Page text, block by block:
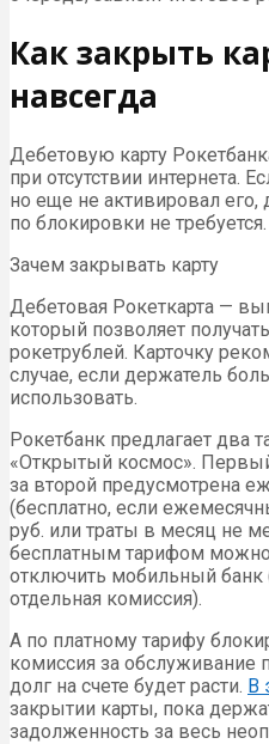
Как закрыть
навсегда
Дебетовую карту
при отсутствии интернета.
но еще не активировал
по блокировки не требуется.
Зачем закрывать карту
Дебетовая Рокеткарта —
который позволяет
рокетрублей. Карточку
случае, если держатель
использовать.
Рокетбанк предлагает два
«Открытый космос».
за второй предусмотрена
(бесплатно, если
руб. или траты в месяц не
бесплатным тарифом можно
отключить мобильный банк
отдельная комиссия).
А по платному тарифу
комиссия за обслуживание
долг на счете будет расти. В
закрытии карты, пока
задолженность за весь